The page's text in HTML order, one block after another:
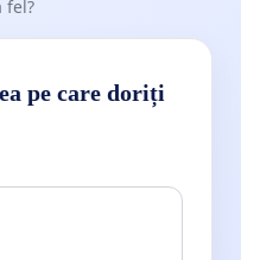
fel?
pe care doriți